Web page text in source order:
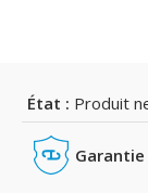
État : Produit
Garantie